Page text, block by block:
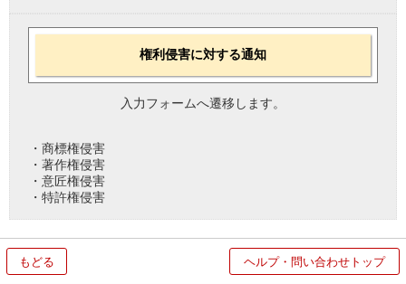
権利侵害に対する通知
入力フォームへ遷移します。
・商標権侵害
・著作権侵害
・意匠権侵害
・特許権侵害
もどる ヘルプ・問い合わせトップ